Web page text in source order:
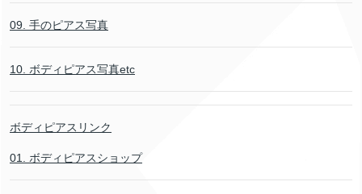
09. 手のピアス写真
10. ボディピアス写真etc
ボディピアスリンク
01. ボディピアスショップ